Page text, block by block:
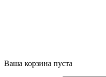
Ваша корзина пуста